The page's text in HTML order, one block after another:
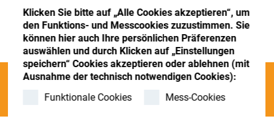
Klicken Sie bitte auf „Alle Cookies akzeptieren“, um
den Funktions- und Messcookies zuzustimmen. Sie
können hier auch Ihre persönlichen Präferenzen
auswählen und durch Klicken auf „Einstellungen
speichern“ Cookies akzeptieren oder ablehnen (mit
Ausnahme der technisch notwendigen Cookies):
Funktionale Cookies
Mess-Cookies
Ressourcen
Kontakt
Store Register Sign-In